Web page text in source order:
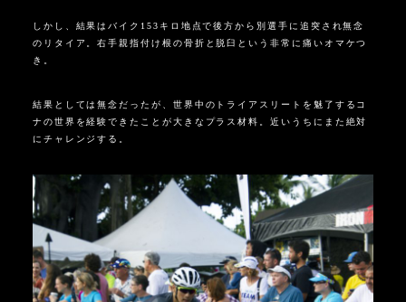
しかし、結果はバイク 153 キロ地点で後方から別選手に追突され無念
のリタイア。右手親指付け根の骨折と脱臼という非常に痛いオマケつ
き。
結果としては無念だったが、世界中のトライアスリートを魅了するコ
ナの世界を経験できたことが大きなプラス材料。近いうちにまた絶対
にチャレンジする。